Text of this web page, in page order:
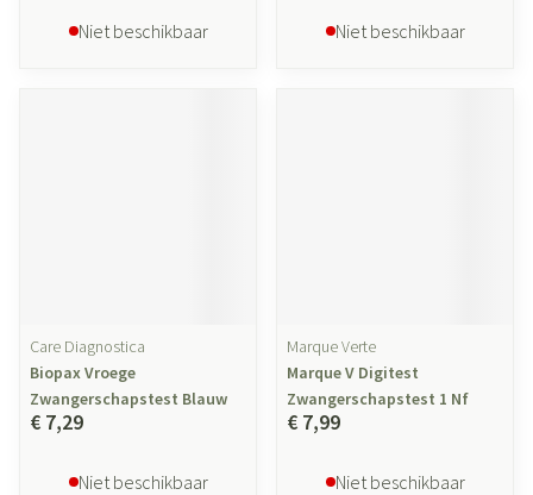
Niet beschikbaar Niet beschikbaar
Care Diagnostica
Biopax Vroege
Zwangerschapstest Blauw
€ 7,29
Niet beschikbaar
Marque Verte
Marque V Digitest
Zwangerschapstest 1 Nf
€ 7,99
Niet beschikbaar